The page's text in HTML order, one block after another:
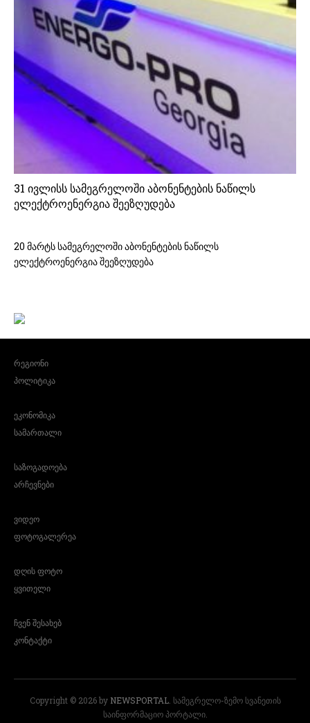
31 ივლისს სამეგრელოში აბონენტების ნაწილს
ელექტროენერგია შეეზღუდება
20 მარტს სამეგრელოში აბონენტების ნაწილს
ელექტროენერგია შეეზღუდება
რეგიონი
პოლიტიკა
ეკონომიკა
სამართალი
საზოგადოება
არჩევნები
ვიდეო
ფოტოგალერეა
დღის ფოტო
ყვითელი
ჩვენ შესახებ
კონტაქტი
Copyright © 2026 by NEWSPORTAL. სამეგრელო-ზემო სვანეთის
საინფორმაციო პორტალი.